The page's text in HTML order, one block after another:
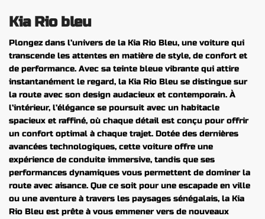
Kia Rio bleu
Plongez dans l’univers de la Kia Rio Bleu, une voiture qui
transcende les attentes en matière de style, de confort et
de performance. Avec sa teinte bleue vibrante qui attire
instantanément le regard, la Kia Rio Bleu se distingue sur
la route avec son design audacieux et contemporain. À
l’intérieur, l’élégance se poursuit avec un habitacle
spacieux et raffiné, où chaque détail est conçu pour offrir
un confort optimal à chaque trajet. Dotée des dernières
avancées technologiques, cette voiture offre une
expérience de conduite immersive, tandis que ses
performances dynamiques vous permettent de dominer la
route avec aisance. Que ce soit pour une escapade en ville
ou une aventure à travers les paysages sénégalais, la Kia
Rio Bleu est prête à vous emmener vers de nouveaux